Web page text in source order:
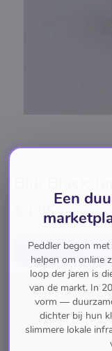
Blik Black
€ 1,95
In
Pay with
Een
Peddler begon
helpen om online
loop der jaren is
van de markt. In
vorm —
dichter bij hun
slimmere lokale